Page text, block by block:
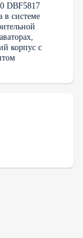
DBF5817
в системе
корпус с